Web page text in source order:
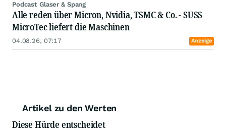
Podcast Glaser & Spang
Alle reden über Micron, Nvidia, TSMC & Co. - SUSS
MicroTec liefert die Maschinen
04.08.26, 07:17 Anzeige
Artikel zu den Werten
Diese Hürde entscheidet